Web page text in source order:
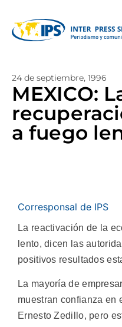
24 de septiembre, 1996
MEXICO:
a fuego
Corresponsal de IPS
La reactivación de la
lento, dicen las
positivos resultados
La mayoría de
muestran confianza en
Ernesto Zedillo, pero